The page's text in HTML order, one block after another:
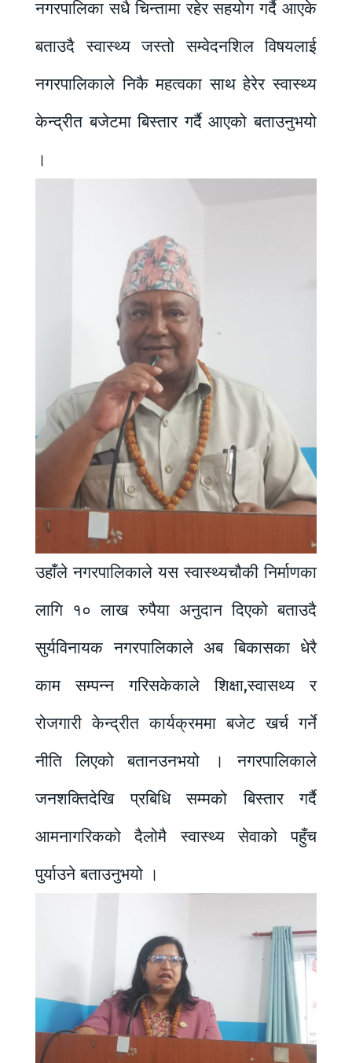
नगरपालिका सधै चिन्तामा रहेर सहयोग गर्दै आएके
बताउदै स्वास्थ्य जस्तो सम्वेदनशिल विषयलाई
नगरपालिकाले निकै महत्वका साथ हेरेर स्वास्थ्य
केन्द्रीत बजेटमा बिस्तार गर्दै आएको बताउनुभयो
।
उहाँले नगरपालिकाले यस स्वास्थ्यचौकी निर्माणका
लागि १० लाख रुपैया अनुदान दिएको बताउदै
सुर्यविनायक नगरपालिकाले अब बिकासका धेरै
काम सम्पन्न गरिसकेकाले शिक्षा,स्वासथ्य र
रोजगारी केन्द्रीत कार्यक्रममा बजेट खर्च गर्ने
नीति लिएको बतानउनभयो । नगरपालिकाले
जनशक्तिदेखि प्रबिधि सम्मको बिस्तार गर्दै
आमनागरिकको दैलोमै स्वास्थ्य सेवाको पहुँच
पुर्याउने बताउनुभयो ।